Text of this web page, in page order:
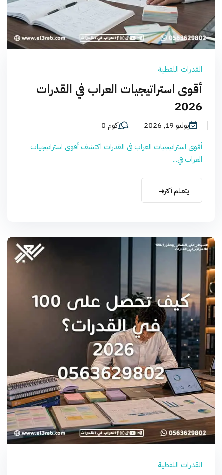
القدرات اللفظية
أقوى استراتيجيات العراب في القدرات
2026
يوليو 19, 2026
كوم 0
أقوى استراتيجيات العراب في القدرات اكتشف أقوى استراتيجيات
العراب في...
يتعلم أكثر
القدرات اللفظية